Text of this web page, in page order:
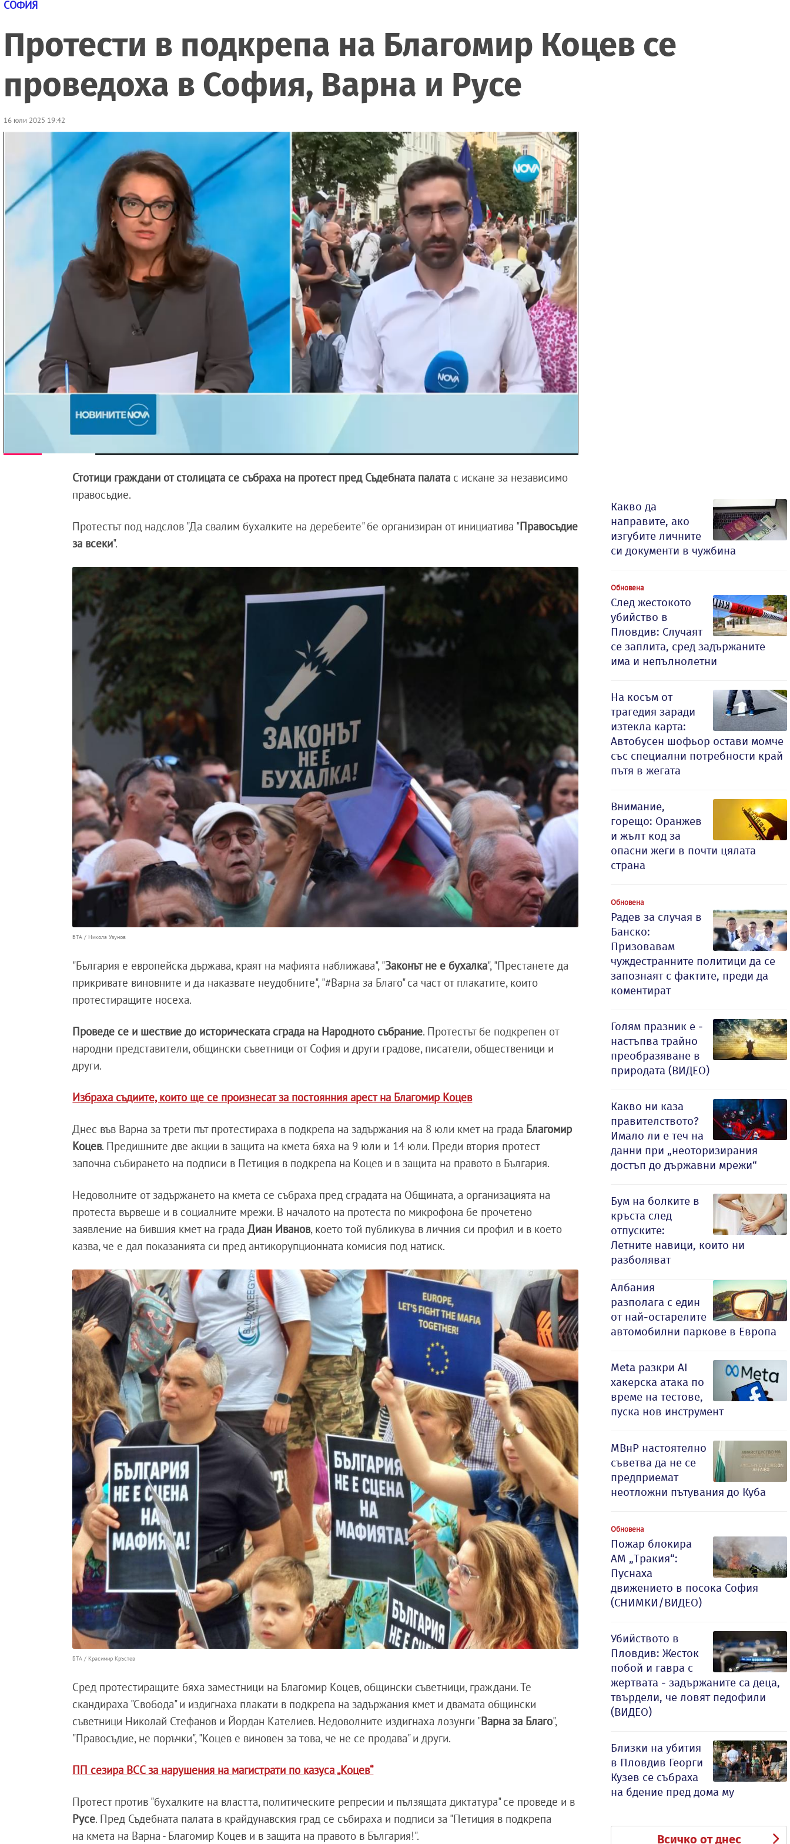
СОФИЯ
Протести в подкрепа на Благомир Коцев се
проведоха в София, Варна и Русе
16 юли 2025 19:42
Стотици граждани от столицата се събраха на протест пред Съдебната палата с искане за независимо
правосъдие.
Протестът под надслов "Да свалим бухалките на деребеите" бе организиран от инициатива "Правосъдие
за всеки".
БТА / Никола Узунов
"България е европейска държава, краят на мафията наближава", "Законът не е бухалка", "Престанете да
прикривате виновните и да наказвате неудобните", "#Варна за Благо" са част от плакатите, които
протестиращите носеха.
Проведе се и шествие до историческата сграда на Народното събрание. Протестът бе подкрепен от
народни представители, общински съветници от София и други градове, писатели, общественици и
други.
Избраха съдиите, които ще се произнесат за постоянния арест на Благомир Коцев
Днес във Варна за трети път протестираха в подкрепа на задържания на 8 юли кмет на града Благомир
Коцев. Предишните две акции в защита на кмета бяха на 9 юли и 14 юли. Преди втория протест
започна събирането на подписи в Петиция в подкрепа на Коцев и в защита на правото в България.
Недоволните от задържането на кмета се събраха пред сградата на Общината, а организацията на
протеста вървеше и в социалните мрежи. В началото на протеста по микрофона бе прочетено
заявление на бившия кмет на градаДиан Иванов, което той публикува в личния си профил и в което
казва, че е дал показанията си пред антикорупционната комисия под натиск.
БТА / Красимир Кръстев
Сред протестиращите бяха заместници на Благомир Коцев, общински съветници, граждани. Те
скандираха "Свобода" и издигнаха плакати в подкрепа на задържания кмет и двамата общински
съветници Николай Стефанов и Йордан Кателиев. Недоволните издигнаха лозунги "Варна за Благо",
"Правосъдие, не поръчки", "Коцев е виновен за това, че не се продава" и други.
ПП сезира ВСС за нарушения на магистрати по казуса „Коцев“
Протест против "бухалките на властта, политическите репресии и пълзящата диктатура" се проведе и в
Русе. Пред Съдебната палата в крайдунавския град се събираха и подписи за "Петиция в подкрепа
на кмета на Варна - Благомир Коцев и в защита на правото в България!".
Какво да
направите, ако
изгубите личните
си документи в чужбина
Обновена
След жестокото
убийство в
Пловдив: Случаят
се заплита, сред задържаните
има и непълнолетни
На косъм от
трагедия заради
изтекла карта:
Автобусен шофьор остави момче
със специални потребности край
пътя в жегата
Внимание,
горещо: Оранжев
и жълт код за
опасни жеги в почти цялата
страна
Обновена
Радев за случая в
Банско:
Призовавам
чуждестранните политици да се
запознаят с фактите, преди да
коментират
Голям празник е -
настъпва трайно
преобразяване в
природата (ВИДЕО)
Какво ни каза
правителството?
Имало ли е теч на
данни при „неоторизирания
достъп до държавни мрежи“
Бум на болките в
кръста след
отпуските:
Летните навици, които ни
разболяват
Албания
разполага с един
от най-остарелите
автомобилни паркове в Европа
Meta разкри AI
хакерска атака по
време на тестове,
пуска нов инструмент
МВнР настоятелно
съветва да не се
предприемат
неотложни пътувания до Куба
Обновена
Пожар блокира
АМ „Тракия“:
Пуснаха
движението в посока София
(СНИМКИ/ВИДЕО)
Убийството в
Пловдив: Жесток
побой и гавра с
жертвата - задържаните са деца,
твърдели, че ловят педофили
(ВИДЕО)
Близки на убития
в Пловдив Георги
Кузев се събраха
на бдение пред дома му
Всичко от днес